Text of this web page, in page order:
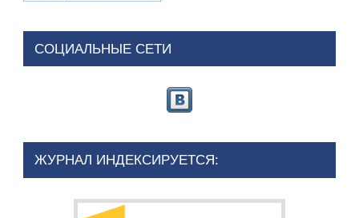
СОЦИАЛЬНЫЕ СЕТИ
ЖУРНАЛ ИНДЕКСИРУЕТСЯ: